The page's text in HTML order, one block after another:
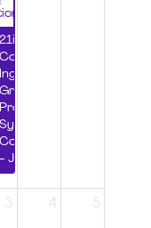
et
21ième
Congrès
Ingénierie
Grands
Projets et
Systèmes
Complexes
- Jour 2
3 4 5